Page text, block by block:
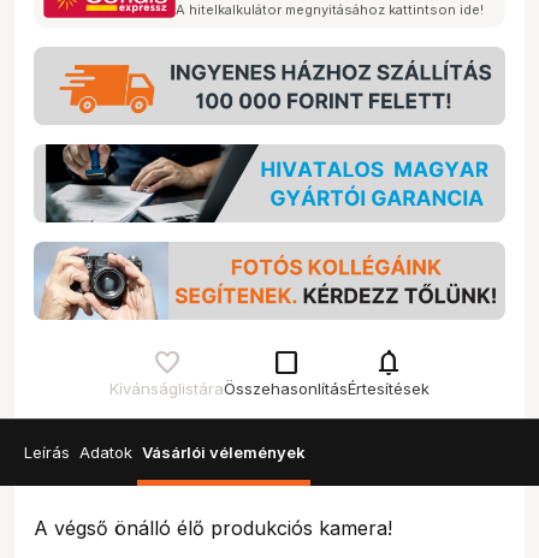
A hitelkalkulátor megnyitásához kattintson ide!
Kívánságlistára
check_box_outline_blank
Összehasonlítás
notifications
Értesítések
Leírás Adatok Vásárlói vélemények
A végső önálló élő produkciós kamera!